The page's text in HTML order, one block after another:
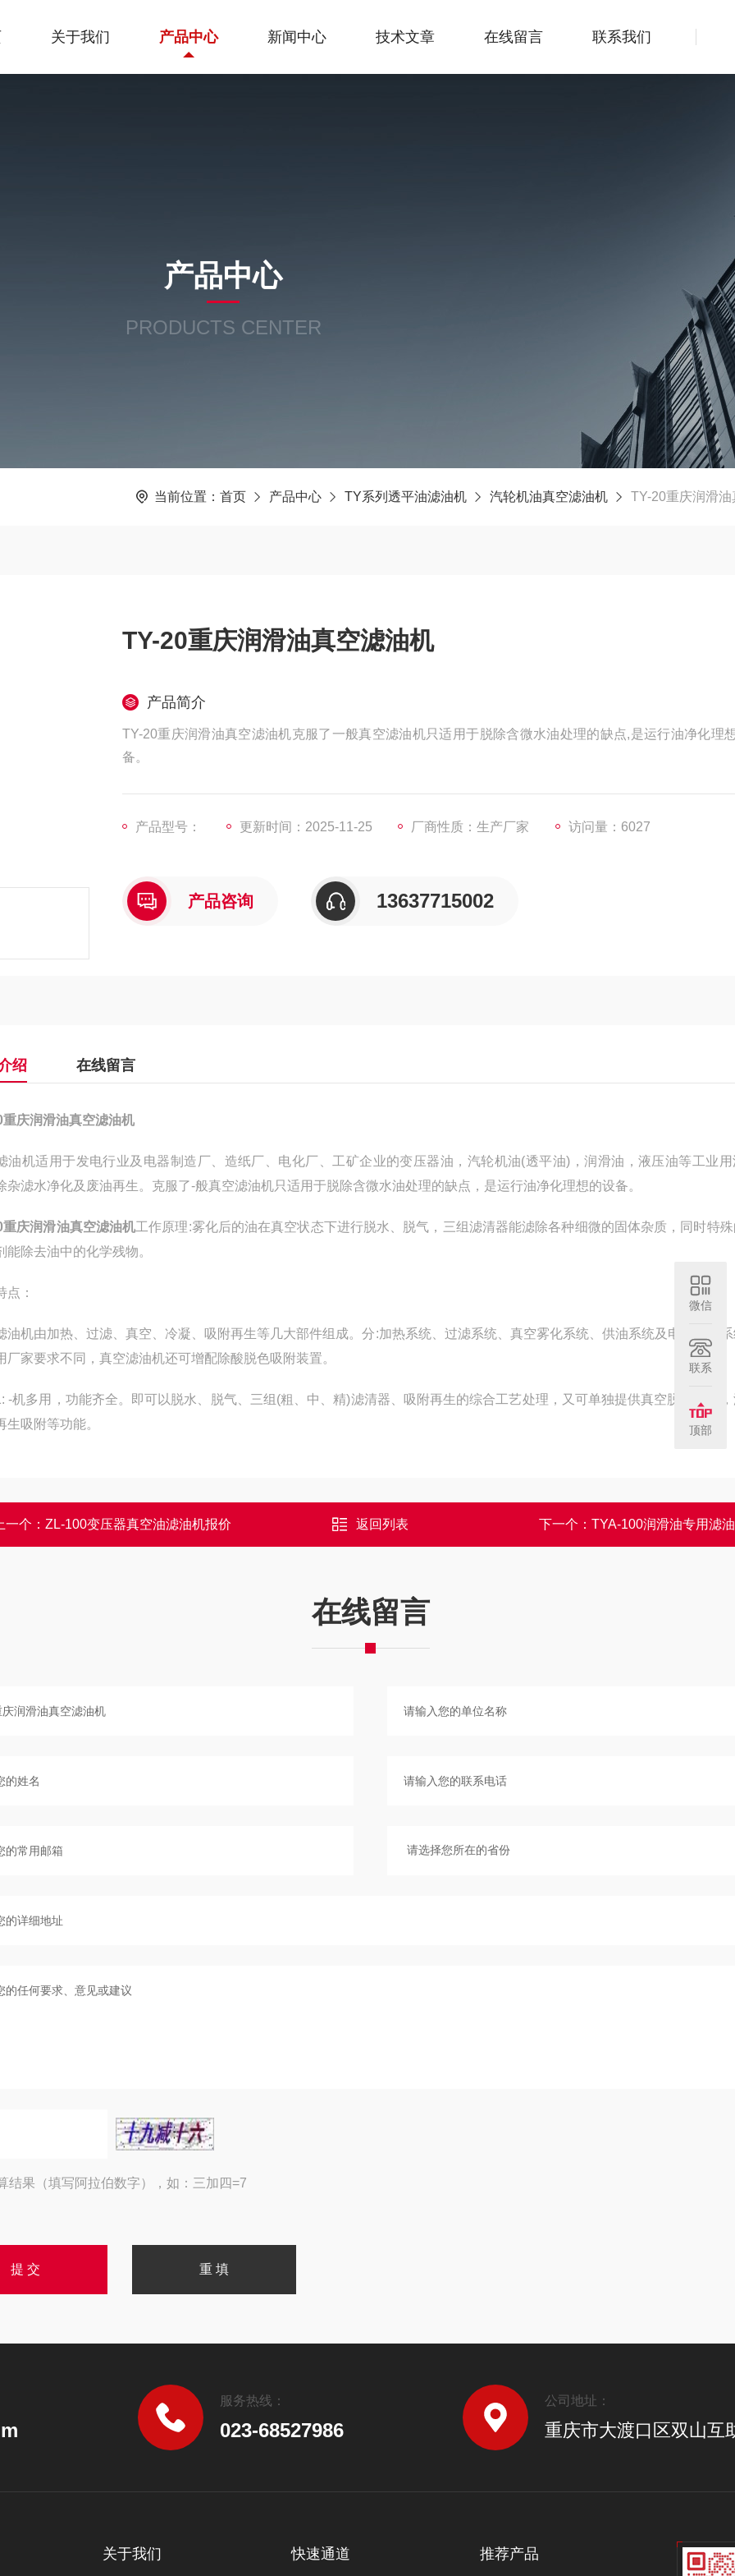
关于我们 产品中心 新闻中心 技术文章 在线留言 联系我们
产品中心
PRODUCTS CENTER
当前位置： 首页 产品中心 TY系列透平油滤油机 汽轮机油真空滤油机 TY-20重庆润滑
TY-20重庆润滑油真空滤油机
产品简介
TY-20重庆润滑油真空滤油机克服了一般真空滤油机只适用于脱除含微水油处理的缺点,是运行油净化理
备。
产品型号： 更新时间：2025-11-25 厂商性质：生产厂家 访问量：6027
产品咨询 13637715002
绍 在线留言
重庆润滑油真空滤油机
油机适用于发电行业及电器制造厂、造纸厂、电化厂、工矿企业的变压器油，汽轮机油(透平油)，润滑油，液压油等工业
杂滤水净化及废油再生。克服了-般真空滤油机只适用于脱除含微水油处理的缺点，是运行油净化理想的设备。
重庆润滑油真空滤油机工作原理:雾化后的油在真空状态下进行脱水、脱气，三组滤清器能滤除各种细微的固体杂质，同时特
能除去油中的化学残物。
点：
油机由加热、过滤、真空、冷凝、吸附再生等几大部件组成。分:加热系统、过滤系统、真空雾化系统、供油系统及电器控制
厂家要求不同，真空滤油机还可增配除酸脱色吸附装置。
-机多用，功能齐全。即可以脱水、脱气、三组(粗、中、精)滤清器、吸附再生的综合工艺处理，又可单独提供真空脱水脱气
生吸附等功能。
一个： ZL-100变压器真空油滤油机报价 返回列表 下一个： TYA-100润滑油专用滤
在线留言
结果（填写阿拉伯数字），如：三加四=7
服务热线：
023-68527986
公司地址：
重庆市大渡口区双山互
关于我们 快速通道 推荐产品
微信
联系
顶部